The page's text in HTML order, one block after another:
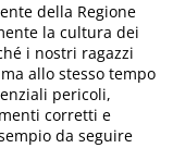
della Regione
la cultura dei
i nostri ragazzi
allo stesso tempo
pericoli,
corretti e
da seguire